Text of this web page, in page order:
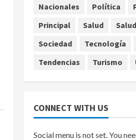
Nacionales
Política
Principal
Salud
Sociedad
Tecnología
Tendencias
Turismo
CONNECT WITH US
Social menu is not set. You